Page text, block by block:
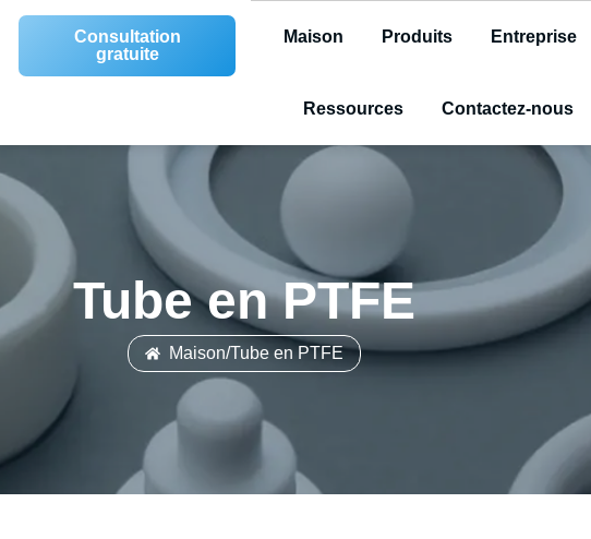
Consultation
gratuite
Maison Produits Entreprise
Ressources Contactez-nous
Tube en PTFE
Maison/Tube en PTFE